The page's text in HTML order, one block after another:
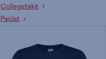
Collegetakit
Paidat